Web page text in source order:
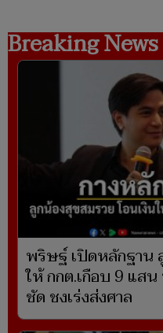
Breaking News
พริษฐ์ เปิดหลักฐาน
ให้ กกต.เกือบ 9 แสน
ชัด ชงเร่งส่งศาล